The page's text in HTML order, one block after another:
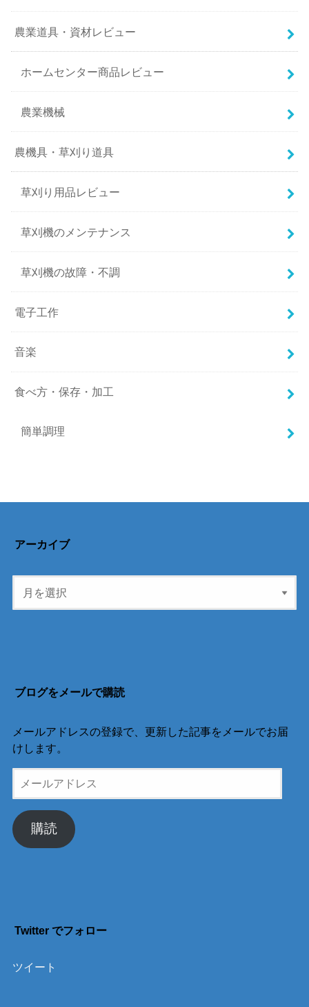
農業道具・資材レビュー
ホームセンター商品レビュー
農業機械
農機具・草刈り道具
草刈り用品レビュー
草刈機のメンテナンス
草刈機の故障・不調
電子工作
音楽
食べ方・保存・加工
簡単調理
アーカイブ
ブログをメールで購読
メールアドレスの登録で、更新した記事をメールでお届
けします。
ー
ア
ド
購読
Twitter でフォロー
ツイート